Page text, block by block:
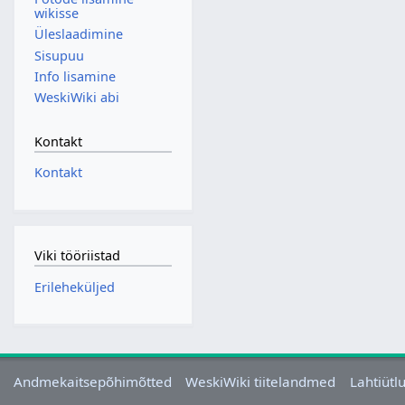
wikisse
Üleslaadimine
Sisupuu
Info lisamine
WeskiWiki abi
Kontakt
Kontakt
Viki tööriistad
Erileheküljed
Andmekaitsepõhimõtted WeskiWiki tiitelandmed